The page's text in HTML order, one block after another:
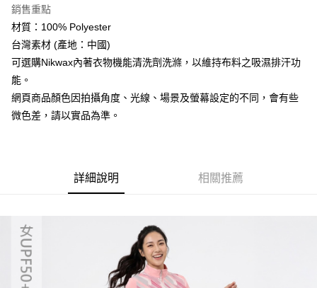
相關說明
【關於「AFTEE先享後付」】
AFTEE先享後付是「在收到商品之後才付款」的支付方式。 讓您購物簡單
便利好安心！
１．簡單：不需註冊會員、不需綁卡、不需儲值。
２．便利：只要手機號碼，簡訊認證，即可結帳。
３．安心：先確認商品／服務後，再付款。
【「AFTEE先享後付」結帳流程】
ATM／網路銀行／等多元方式進行付款，方視為交易完成。
※ 請注意：結帳手續完成當下不需立刻繳費，但若您需要取消訂單，請聯絡
※ 交易是否成功請以「AFTEE先享後付 」之結帳頁面顯示為準，若有關於
是否繳費成功／繳費後需取消欲退款等相關疑問，請聯繫「AFTEE先享後付
客戶支援中心」
https://netprotections.freshdesk.com/support/home
【注意事項】
ATM付款
貨到付款
運送方式
全家取貨付款
每筆NT$60，滿NT$799(含以上)免運費
每筆NT$100，滿NT$799(含以上)免運費
付款後門市自取
免運費
銷售重點
材質：100% Polyester
台灣素材 (產地：中國)
可選購Nikwax內著衣物機能清洗劑洗滌，以維持布料之吸濕排汗功
能。
網頁商品顏色因拍攝角度、光線、場景及螢幕設定的不同，會有些
微色差，請以實品為準。
詳細說明 相關推薦